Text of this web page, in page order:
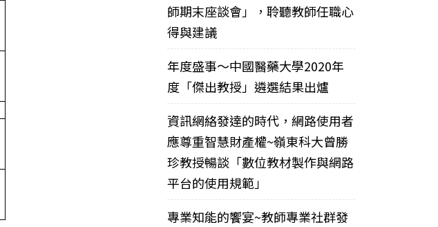
師期末座談會」，聆聽教師任職心
得與建議
年度盛事～中國醫藥大學2020年
度「傑出教授」遴選結果出爐
資訊網絡發達的時代，網路使用者
應尊重智慧財產權~嶺東科大曾勝
珍教授暢談「數位教材製作與網路
平台的使用規範」
專業知能的饗宴~教師專業社群發